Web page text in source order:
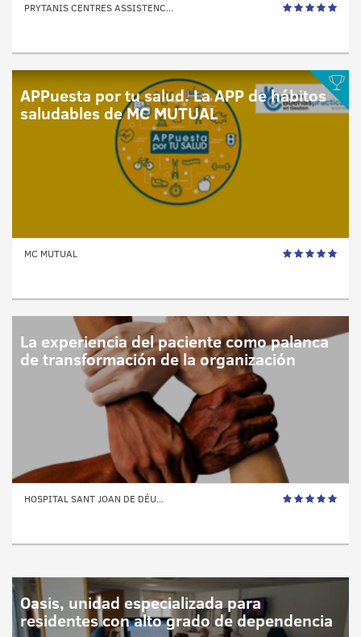
PRYTANIS CENTRES ASSISTENC...
APPuesta por tu salud. La APP de hábitos
saludables de MC MUTUAL
MC MUTUAL
La experiencia del paciente como palanca
de transformación de la organización
HOSPITAL SANT JOAN DE DÉU...
Oasis, unidad especializada para
residentes con alto grado de dependencia